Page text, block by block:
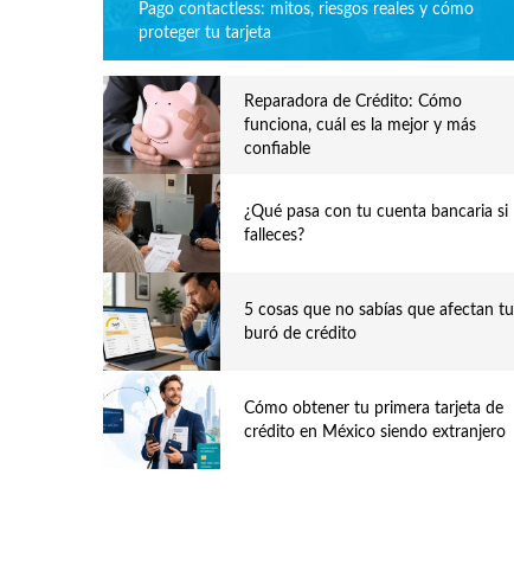
Pago contactless: mitos, riesgos reales y cómo
proteger tu tarjeta
Reparadora de Crédito: Cómo
funciona, cuál es la mejor y más
confiable
¿Qué pasa con tu cuenta bancaria si
falleces?
5 cosas que no sabías que afectan tu
buró de crédito
Cómo obtener tu primera tarjeta de
crédito en México siendo extranjero